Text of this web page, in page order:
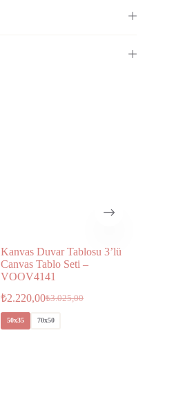
Kanvas Duvar Tablosu 3’lü
Canvas Tablo Seti –
VOOV4141
₺3.025,00
₺2.220,00
50x35 70x50